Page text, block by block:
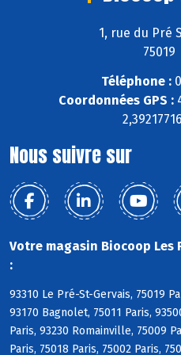
1, rue du Pré
Téléphone :
Coordonnées GPS :
Nous suivre sur
Votre magasin Biocoop Les
:
93310 Le Pré-St-Gervais, 75019
93170 Bagnolet, 75011 Paris,
Paris, 93230 Romainville, 75009
Paris, 75018 Paris, 75002 Paris,